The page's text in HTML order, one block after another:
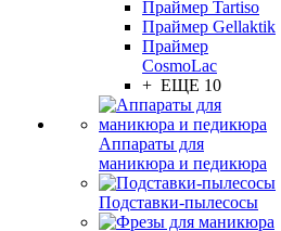
Праймер Tartiso
Праймер Gellaktik
Праймер
CosmoLac
+ ЕЩЕ 10
Аппараты для
маникюра и педикюра
Подставки-пылесосы